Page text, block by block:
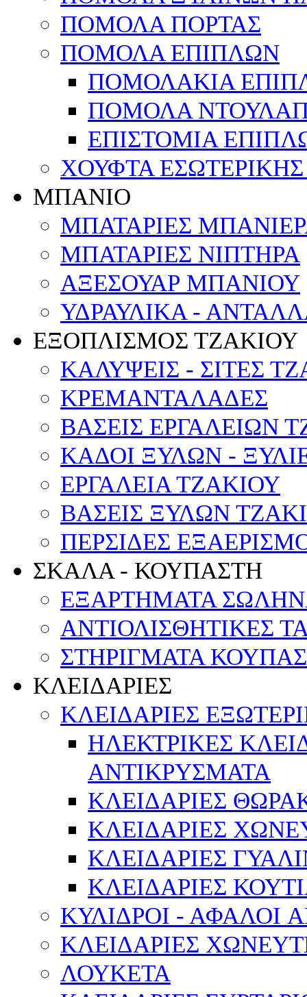
ΠΟΜΟΛΑ ΠΟΡΤΑΣ
ΠΟΜΟΛΑ ΕΠΙΠΛΩΝ
ΠΟΜΟΛΑΚΙΑ
ΠΟΜΟΛΑ
ΕΠΙΣΤΟΜΙΑ
ΧΟΥΦΤΑ
ΜΠΑΝΙΟ
ΜΠΑΤΑΡΙΕΣ
ΜΠΑΤΑΡΙΕΣ ΝΙΠΤΗΡΑ
ΑΞΕΣΟΥΑΡ ΜΠΑΝΙΟΥ
ΥΔΡΑΥΛΙΚΑ -
ΕΞΟΠΛΙΣΜΟΣ ΤΖΑΚΙΟΥ
ΚΑΛΥΨΕΙΣ - ΣΙΤΕΣ
ΚΡΕΜΑΝΤΑΛΑΔΕΣ
ΒΑΣΕΙΣ ΕΡΓΑΛΕΙΩΝ
ΚΑΔΟΙ ΞΥΛΩΝ -
ΕΡΓΑΛΕΙΑ ΤΖΑΚΙΟΥ
ΒΑΣΕΙΣ ΞΥΛΩΝ
ΠΕΡΣΙΔΕΣ
ΣΚΑΛΑ - ΚΟΥΠΑΣΤΗ
ΕΞΑΡΤΗΜΑΤΑ
ΑΝΤΙΟΛΙΣΘΗΤΙΚΕΣ
ΣΤΗΡΙΓΜΑΤΑ
ΚΛΕΙΔΑΡΙΕΣ
ΚΛΕΙΔΑΡΙΕΣ
ΗΛΕΚΤΡΙΚΕΣ
ΑΝΤΙΚΡΥΣΜΑΤΑ
ΚΛΕΙΔΑΡΙΕΣ
ΚΛΕΙΔΑΡΙΕΣ
ΚΛΕΙΔΑΡΙΕΣ
ΚΛΕΙΔΑΡΙΕΣ
ΚΥΛΙΔΡΟΙ - ΑΦΑΛΟΙ
ΚΛΕΙΔΑΡΙΕΣ
ΛΟΥΚΕΤΑ